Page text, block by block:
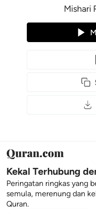
Mishari
Kekal Terhubung
Peringatan ringkas yang
semula, merenung dan
Quran.